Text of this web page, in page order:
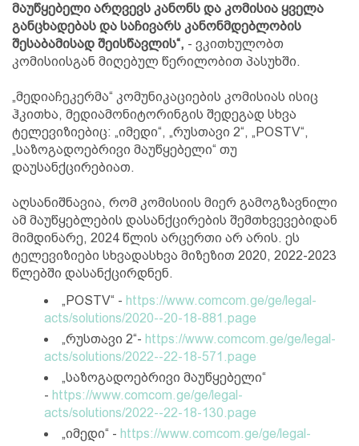
მაუწყებელი არღვევს კანონს და კომისია ყველა
განცხადებას და საჩივარს კანონმდებლობის
შესაბამისად შეისწავლის“, - ვკითხულობთ
კომისიისგან მიღებულ წერილობით პასუხში.
„მედიაჩეკერმა“ კომუნიკაციების კომისიას ისიც
ჰკითხა, მედიამონიტორინგის შედეგად სხვა
ტელევიზიებიც: „იმედი“, „რუსთავი 2“, „POSTV“,
„საზოგადოებრივი მაუწყებელი“ თუ
დაუსანქცირებიათ.
აღსანიშნავია, რომ კომისიის მიერ გამოგზავნილი
ამ მაუწყებლების დასანქცირების შემთხვევებიდან
მიმდინარე, 2024 წლის არცერთი არ არის. ეს
ტელევიზიები სხვადასხვა მიზეზით 2020, 2022-2023
წლებში დასანქცირდნენ.
„POSTV“ - https://www.comcom.ge/ge/legal-
acts/solutions/2020--20-18-881.page
„რუსთავი 2“- https://www.comcom.ge/ge/legal-
acts/solutions/2022--22-18-571.page
„საზოგადოებრივი მაუწყებელი“
- https://www.comcom.ge/ge/legal-
acts/solutions/2022--22-18-130.page
„იმედი“ - https://www.comcom.ge/ge/legal-